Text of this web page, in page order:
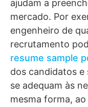
ajudam a
mercado. Por
engenheiro de
recrutamento
resume sample
dos candidatos e
se adequam às
mesma forma,